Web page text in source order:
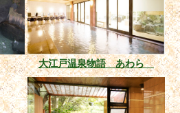
大江戸温泉物語 あわら